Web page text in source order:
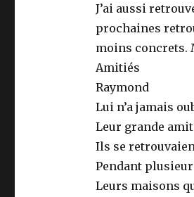
J’ai aussi
prochaines
moins concrets.
Amitiés
Raymond
Lui n’a jamais
Leur grande
Ils se
Pendant
Leurs maisons